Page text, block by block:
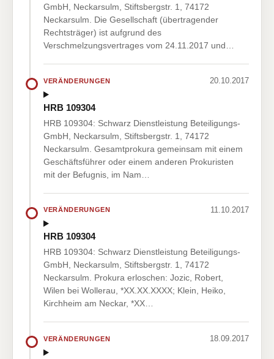
GmbH, Neckarsulm, Stiftsbergstr. 1, 74172
Neckarsulm. Die Gesellschaft (übertragender
Rechtsträger) ist aufgrund des
Verschmelzungsvertrages vom 24.11.2017 und…
VERÄNDERUNGEN 20.10.2017
HRB 109304
HRB 109304: Schwarz Dienstleistung Beteiligungs-
GmbH, Neckarsulm, Stiftsbergstr. 1, 74172
Neckarsulm. Gesamtprokura gemeinsam mit einem
Geschäftsführer oder einem anderen Prokuristen
mit der Befugnis, im Nam…
VERÄNDERUNGEN 11.10.2017
HRB 109304
HRB 109304: Schwarz Dienstleistung Beteiligungs-
GmbH, Neckarsulm, Stiftsbergstr. 1, 74172
Neckarsulm. Prokura erloschen: Jozic, Robert,
Wilen bei Wollerau, *XX.XX.XXXX; Klein, Heiko,
Kirchheim am Neckar, *XX…
VERÄNDERUNGEN 18.09.2017